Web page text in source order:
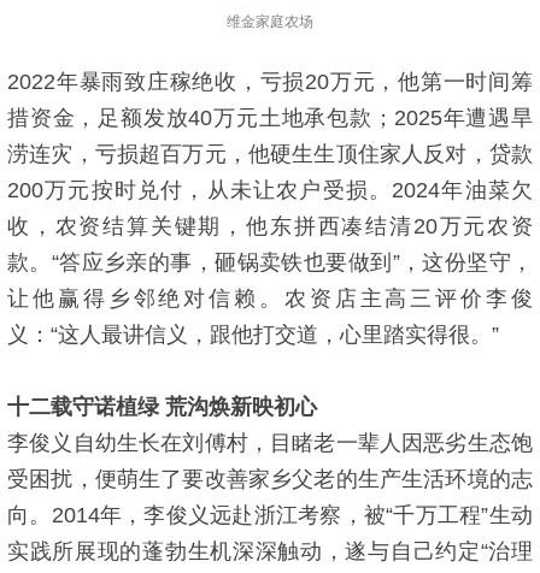
维金家庭农场
2022年暴雨致庄稼绝收，亏损20万元，他第一时间筹
措资金，足额发放40万元土地承包款；2025年遭遇旱
涝连灾，亏损超百万元，他硬生生顶住家人反对，贷款
200万元按时兑付，从未让农户受损。2024年油菜欠
收，农资结算关键期，他东拼西凑结清20万元农资
款。“答应乡亲的事，砸锅卖铁也要做到”，这份坚守，
让他赢得乡邻绝对信赖。农资店主高三评价李俊
义：“这人最讲信义，跟他打交道，心里踏实得很。”
十二载守诺植绿 荒沟焕新映初心
李俊义自幼生长在刘傅村，目睹老一辈人因恶劣生态饱
受困扰，便萌生了要改善家乡父老的生产生活环境的志
向。2014年，李俊义远赴浙江考察，被“千万工程”生动
实践所展现的蓬勃生机深深触动，遂与自己约定“治理